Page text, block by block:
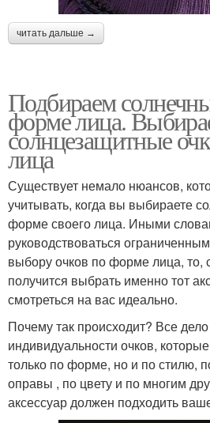
читать дальше →
Подбираем
форме лица.
солнцезащитные
лица
Существует немало нюансов,
учитывать, когда вы выбираете
форме своего лица. Иными
руководствоваться
выбору очков по форме лица, то,
получится выбрать именно тот
смотреться на вас идеально.
Почему так происходит? Все
индивидуальности очков,
только по форме, но и по стилю,
оправы , по цвету и по многим
аксессуар должен подходить